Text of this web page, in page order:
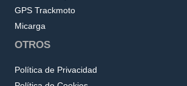
GPS Trackmoto
Micarga
OTROS
Política de Privacidad